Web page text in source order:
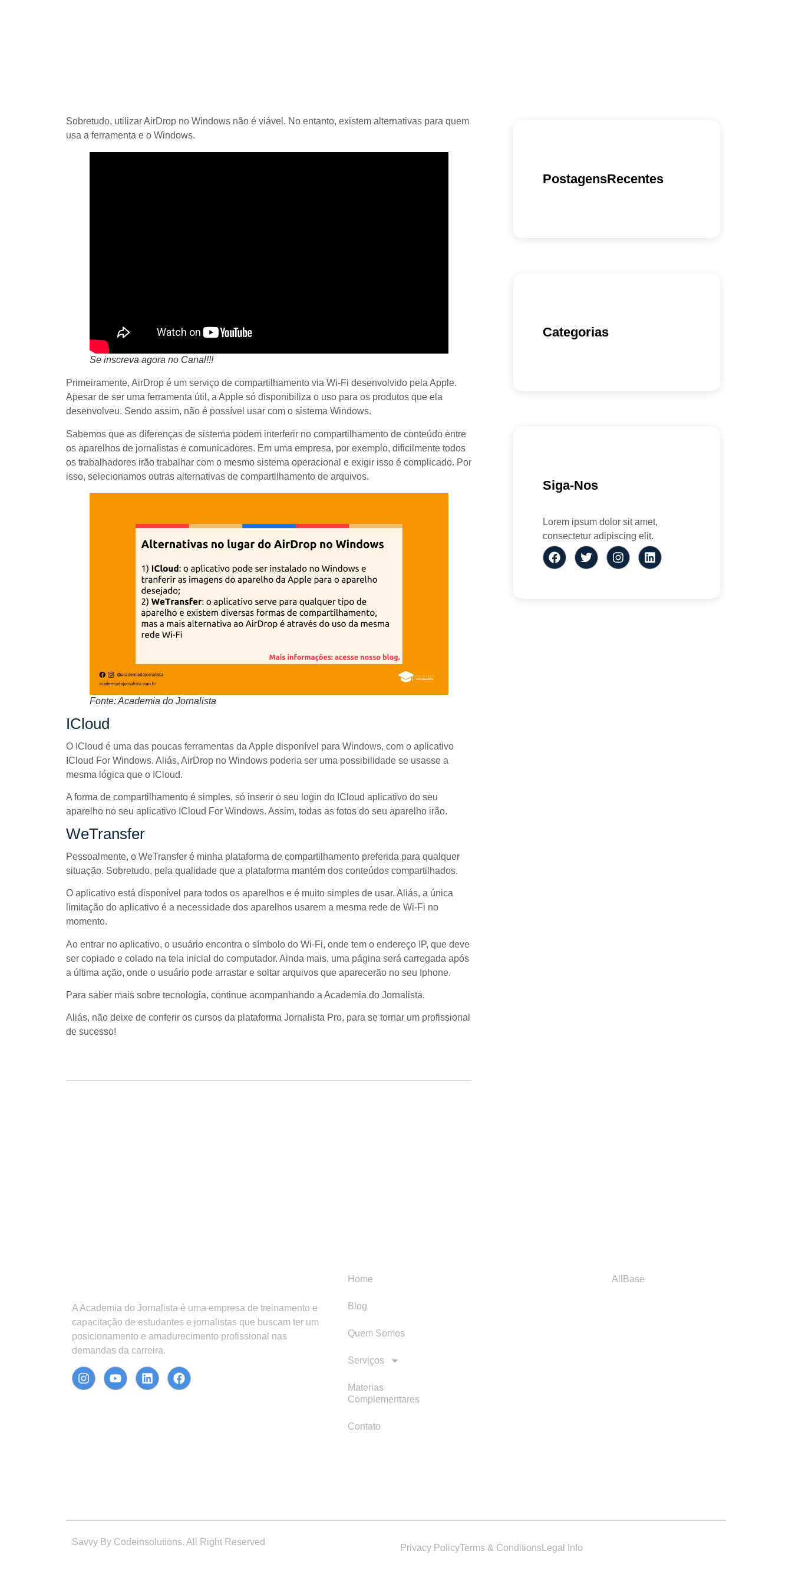
Sobretudo, utilizar AirDrop no Windows não é viável. No entanto, existem alternativas para quem
usa a ferramenta e o Windows.
Se inscreva agora no Canal!!!
Primeiramente, AirDrop é um serviço de compartilhamento via Wi-Fi desenvolvido pela Apple.
Apesar de ser uma ferramenta útil, a Apple só disponibiliza o uso para os produtos que ela
desenvolveu. Sendo assim, não é possível usar com o sistema Windows.
Sabemos que as diferenças de sistema podem interferir no compartilhamento de conteúdo entre
os aparelhos de jornalistas e comunicadores. Em uma empresa, por exemplo, dificilmente todos
os trabalhadores irão trabalhar com o mesmo sistema operacional e exigir isso é complicado. Por
isso, selecionamos outras alternativas de compartilhamento de arquivos.
Fonte: Academia do Jornalista
ICloud
O ICloud é uma das poucas ferramentas da Apple disponível para Windows, com o aplicativo
ICloud For Windows. Aliás, AirDrop no Windows poderia ser uma possibilidade se usasse a
mesma lógica que o ICloud.
A forma de compartilhamento é simples, só inserir o seu login do ICloud aplicativo do seu
aparelho no seu aplicativo ICloud For Windows. Assim, todas as fotos do seu aparelho irão.
WeTransfer
Pessoalmente, o WeTransfer é minha plataforma de compartilhamento preferida para qualquer
situação. Sobretudo, pela qualidade que a plataforma mantém dos conteúdos compartilhados.
O aplicativo está disponível para todos os aparelhos e é muito simples de usar. Aliás, a única
limitação do aplicativo é a necessidade dos aparelhos usarem a mesma rede de Wi-Fi no
momento.
Ao entrar no aplicativo, o usuário encontra o símbolo do Wi-Fi, onde tem o endereço IP, que deve
ser copiado e colado na tela inicial do computador. Ainda mais, uma página será carregada após
a última ação, onde o usuário pode arrastar e soltar arquivos que aparecerão no seu Iphone.
Para saber mais sobre tecnologia, continue acompanhando a Academia do Jornalista.
Aliás, não deixe de conferir os cursos da plataforma Jornalista Pro, para se tornar um profissional
de sucesso!
PostagensRecentes
Categorias
Siga-Nos
Lorem ipsum dolor sit amet,
consectetur adipiscing elit.
A Academia do Jornalista é uma empresa de treinamento e
capacitação de estudantes e jornalistas que buscam ter um
posicionamento e amadurecimento profissional nas
demandas da carreira.
Home
Blog
Quem Somos
Serviços
Materias
Complementares
Contato
AllBase
Savvy By Codeinsolutions. All Right Reserved
Privacy PolicyTerms & Conditions Legal Info